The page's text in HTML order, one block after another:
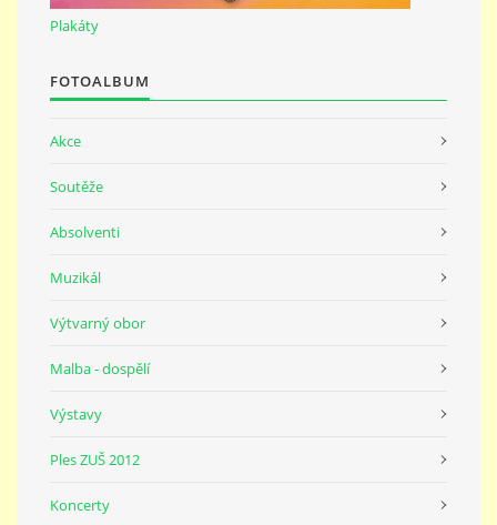
Pohořelice
Plakáty
FOTOALBUM
Akce
Soutěže
Absolventi
Muzikál
Výtvarný obor
Malba - dospělí
Výstavy
Ples ZUŠ 2012
Koncerty